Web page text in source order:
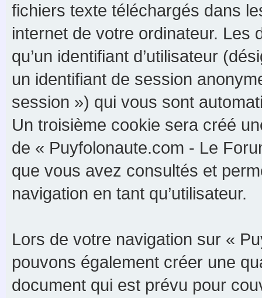
fichiers texte téléchargés dans
internet de votre ordinateur. Les
qu’un identifiant d’utilisateur
un identifiant de session
session ») qui vous sont
Un troisième cookie sera créé
de « Puyfolonaute.com - Le
que vous avez consultés et
navigation en tant qu’utilisateur.
Lors de votre navigation sur «
pouvons également créer une
document qui est prévu pour